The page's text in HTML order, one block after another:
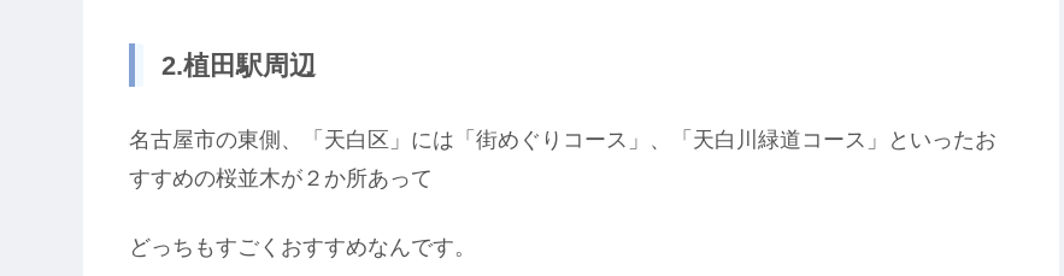
2.植田駅周辺
名古屋市の東側、「天白区」には「街めぐりコース」、「天白川緑道コース」といったお
すすめの桜並木が２か所あって
どっちもすごくおすすめなんです。